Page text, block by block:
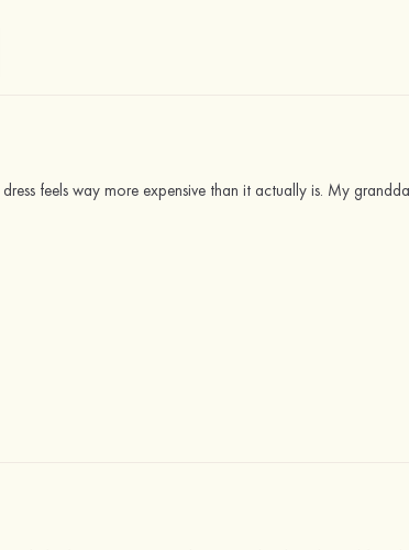
dress feels way more expensive than it actually is. My